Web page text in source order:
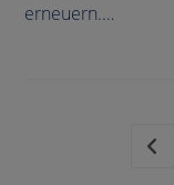
erneuern.…